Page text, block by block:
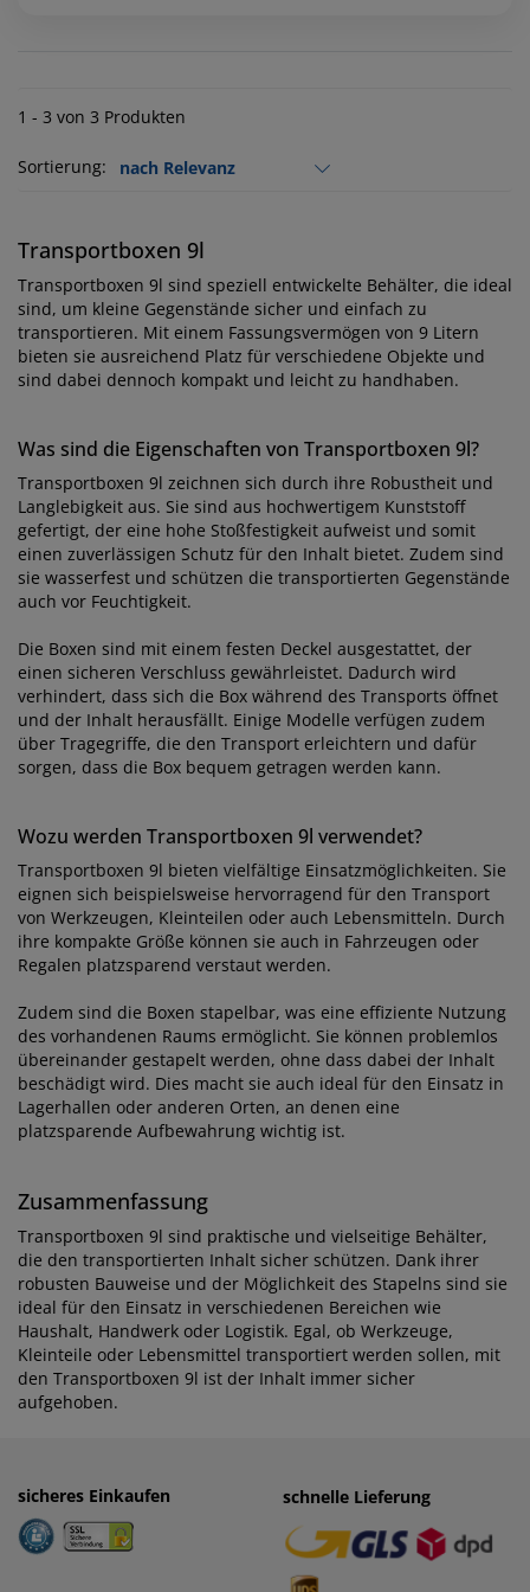
1 - 3 von 3 Produkten
Sortierung:
Transportboxen 9l
Transportboxen 9l sind speziell entwickelte Behälter, die ideal
sind, um kleine Gegenstände sicher und einfach zu
transportieren. Mit einem Fassungsvermögen von 9 Litern
bieten sie ausreichend Platz für verschiedene Objekte und
sind dabei dennoch kompakt und leicht zu handhaben.
Was sind die Eigenschaften von Transportboxen 9l?
Transportboxen 9l zeichnen sich durch ihre Robustheit und
Langlebigkeit aus. Sie sind aus hochwertigem Kunststoff
gefertigt, der eine hohe Stoßfestigkeit aufweist und somit
einen zuverlässigen Schutz für den Inhalt bietet. Zudem sind
sie wasserfest und schützen die transportierten Gegenstände
auch vor Feuchtigkeit.
Die Boxen sind mit einem festen Deckel ausgestattet, der
einen sicheren Verschluss gewährleistet. Dadurch wird
verhindert, dass sich die Box während des Transports öffnet
und der Inhalt herausfällt. Einige Modelle verfügen zudem
über Tragegriffe, die den Transport erleichtern und dafür
sorgen, dass die Box bequem getragen werden kann.
Wozu werden Transportboxen 9l verwendet?
Transportboxen 9l bieten vielfältige Einsatzmöglichkeiten. Sie
eignen sich beispielsweise hervorragend für den Transport
von Werkzeugen, Kleinteilen oder auch Lebensmitteln. Durch
ihre kompakte Größe können sie auch in Fahrzeugen oder
Regalen platzsparend verstaut werden.
Zudem sind die Boxen stapelbar, was eine effiziente Nutzung
des vorhandenen Raums ermöglicht. Sie können problemlos
übereinander gestapelt werden, ohne dass dabei der Inhalt
beschädigt wird. Dies macht sie auch ideal für den Einsatz in
Lagerhallen oder anderen Orten, an denen eine
platzsparende Aufbewahrung wichtig ist.
Zusammenfassung
Transportboxen 9l sind praktische und vielseitige Behälter,
die den transportierten Inhalt sicher schützen. Dank ihrer
robusten Bauweise und der Möglichkeit des Stapelns sind sie
ideal für den Einsatz in verschiedenen Bereichen wie
Haushalt, Handwerk oder Logistik. Egal, ob Werkzeuge,
Kleinteile oder Lebensmittel transportiert werden sollen, mit
den Transportboxen 9l ist der Inhalt immer sicher
aufgehoben.
sicheres Einkaufen einfaches Zahlen
· Rechnung
· Vorkasse
schnelle Lieferung